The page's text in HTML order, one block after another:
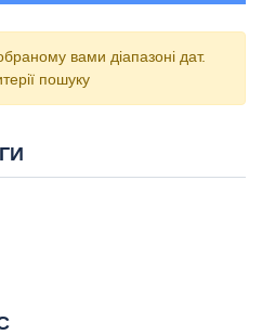
вами діапазоні дат.
пошуку